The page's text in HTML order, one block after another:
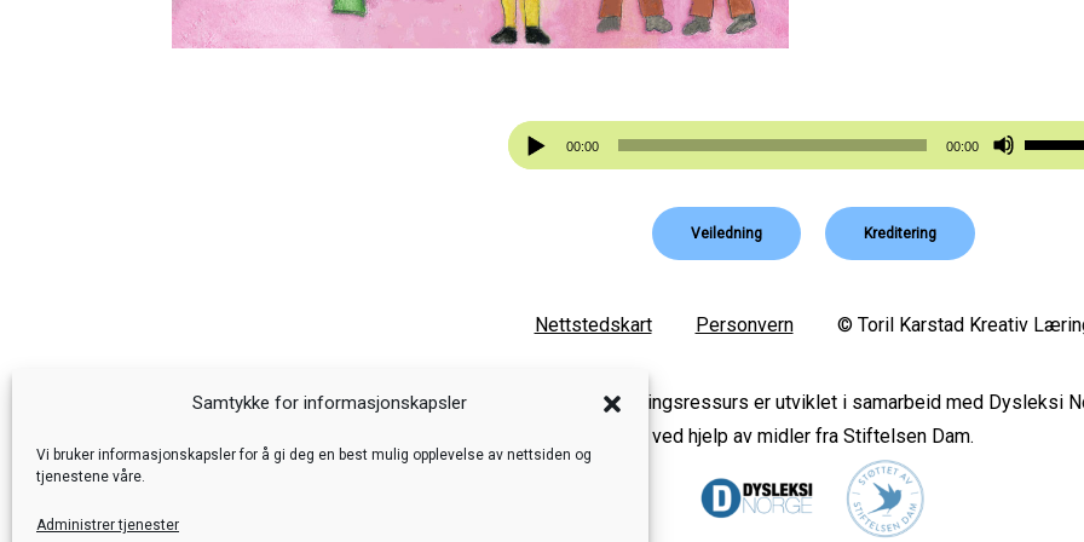
Samtykke for informasjonskapsler
Vi bruker informasjonskapsler for å gi deg en best mulig opplevelse av nettsiden og
tjenestene våre.
Administrer tjenester
Lydavspiller
00:00 00:00
Bruk
opp-
for
Veiledning Kreditering
Nettstedskart Personvern© Toril Karstad Kreativ
Fokus digital læringsressurs er utviklet i samarbeid med Dysleksi
ved hjelp av midler fra Stiftelsen Dam.